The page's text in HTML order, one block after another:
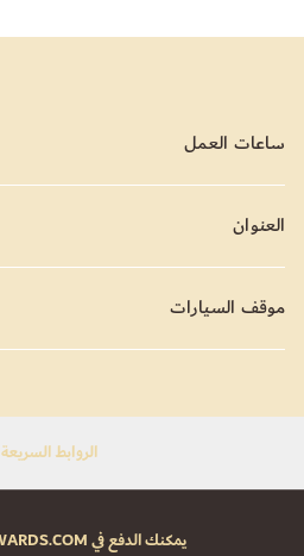
ساعات العمل
العنوان
موقف السيارات
الروابط السريعة
يمكنك الدفع في H REWARDS.COM باستخدام: